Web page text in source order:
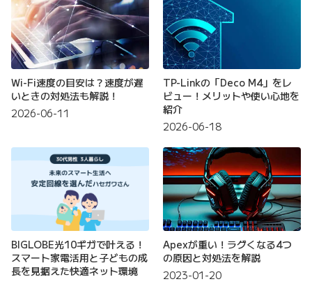
Wi-Fi速度の目安は？速度が遅
いときの対処法も解説！
2026-06-11
TP-Linkの「Deco M4」をレ
ビュー！メリットや使い心地を
紹介
2026-06-18
BIGLOBE光10ギガで叶える！
スマート家電活用と子どもの成
長を見据えた快適ネット環境
Apexが重い！ラグくなる4つ
の原因と対処法を解説
2023-01-20